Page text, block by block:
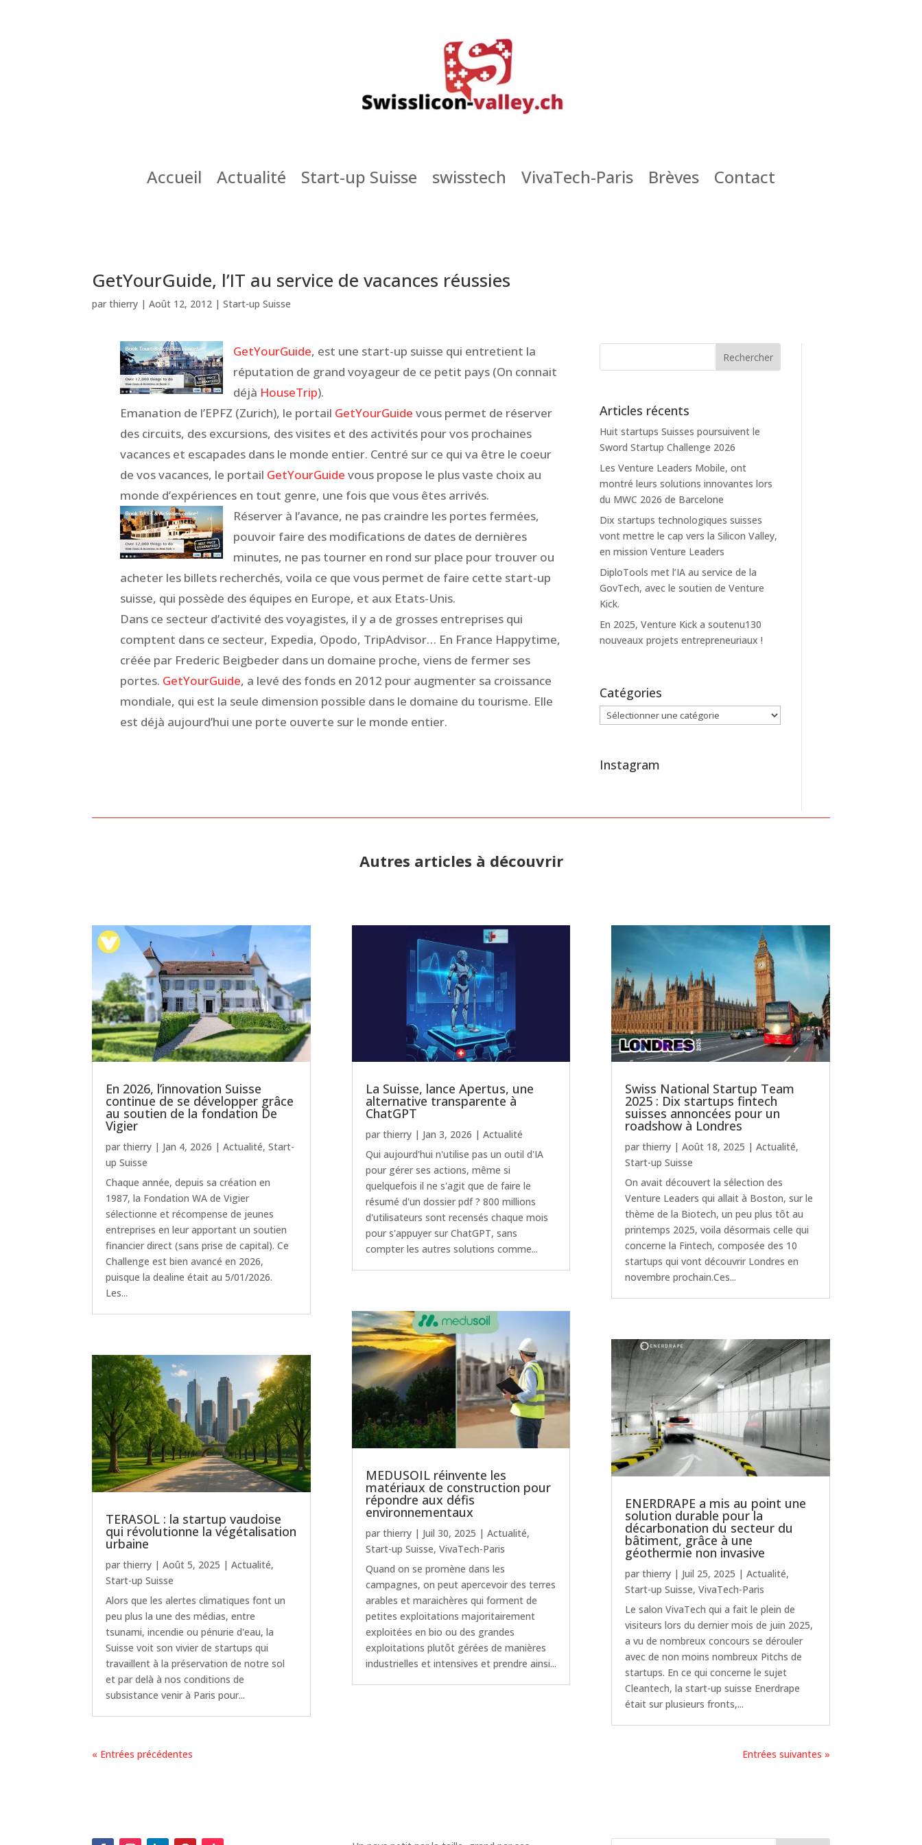
Accueil Actualité Start-up Suisse swisstech VivaTech-Paris Brèves Contact
GetYourGuide, l’IT au service de vacances réussies
parthierry |Août 12, 2012 |Start-up Suisse
GetYourGuide, est une start-up suisse qui entretient la
réputation de grand voyageur de ce petit pays (On connait
déjà HouseTrip).
Emanation de l’EPFZ (Zurich), le portail GetYourGuide vous permet de réserver
des circuits, des excursions, des visites et des activités pour vos prochaines
vacances et escapades dans le monde entier. Centré sur ce qui va être le coeur
de vos vacances, le portail GetYourGuide vous propose le plus vaste choix au
monde d’expériences en tout genre, une fois que vous êtes arrivés.
Réserver à l’avance, ne pas craindre les portes fermées,
pouvoir faire des modifications de dates de dernières
minutes, ne pas tourner en rond sur place pour trouver ou
acheter les billets recherchés, voila ce que vous permet de faire cette start-up
suisse, qui possède des équipes en Europe, et aux Etats-Unis.
Dans ce secteur d’activité des voyagistes, il y a de grosses entreprises qui
comptent dans ce secteur, Expedia, Opodo, TripAdvisor… En France Happytime,
créée par Frederic Beigbeder dans un domaine proche, viens de fermer ses
portes. GetYourGuide, a levé des fonds en 2012 pour augmenter sa croissance
mondiale, qui est la seule dimension possible dans le domaine du tourisme. Elle
est déjà aujourd’hui une porte ouverte sur le monde entier.
Articles récents
Huit startups Suisses poursuivent le
Sword Startup Challenge 2026
Les Venture Leaders Mobile, ont
montré leurs solutions innovantes lors
du MWC 2026 de Barcelone
Dix startups technologiques suisses
vont mettre le cap vers la Silicon Valley,
en mission Venture Leaders
DiploTools met l’IA au service de la
GovTech, avec le soutien de Venture
Kick.
En 2025, Venture Kick a soutenu130
nouveaux projets entrepreneuriaux !
Catégories
Catégories
Instagram
Autres articles à découvrir
En 2026, l’innovation Suisse
continue de se développer grâce
au soutien de la fondation De
Vigier
parthierry | Jan 4, 2026 |Actualité,Start-
up Suisse
Chaque année, depuis sa création en
1987, la Fondation WA de Vigier
sélectionne et récompense de jeunes
entreprises en leur apportant un soutien
financier direct (sans prise de capital). Ce
Challenge est bien avancé en 2026,
puisque la dealine était au 5/01/2026.
Les...
TERASOL : la startup vaudoise
qui révolutionne la végétalisation
urbaine
parthierry |Août 5, 2025 |Actualité,
Start-up Suisse
Alors que les alertes climatiques font un
peu plus la une des médias, entre
tsunami, incendie ou pénurie d'eau, la
Suisse voit son vivier de startups qui
travaillent à la préservation de notre sol
et par delà à nos conditions de
subsistance venir à Paris pour...
La Suisse, lance Apertus, une
alternative transparente à
ChatGPT
par thierry| Jan 3, 2026 | Actualité
Qui aujourd'hui n'utilise pas un outil d'IA
pour gérer ses actions, même si
quelquefois il ne s'agit que de faire le
résumé d'un dossier pdf ? 800 millions
d'utilisateurs sont recensés chaque mois
pour s'appuyer sur ChatGPT, sans
compter les autres solutions comme...
MEDUSOIL réinvente les
matériaux de construction pour
répondre aux défis
environnementaux
par thierry| Juil 30, 2025 | Actualité,
Start-up Suisse, VivaTech-Paris
Quand on se promène dans les
campagnes, on peut apercevoir des terres
arables et maraichères qui forment de
petites exploitations majoritairement
exploitées en bio ou des grandes
exploitations plutôt gérées de manières
industrielles et intensives et prendre ainsi...
Swiss National Startup Team
2025 : Dix startups fintech
suisses annoncées pour un
roadshow à Londres
par thierry| Août 18, 2025 | Actualité,
Start-up Suisse
On avait découvert la sélection des
Venture Leaders qui allait à Boston, sur le
thème de la Biotech, un peu plus tôt au
printemps 2025, voila désormais celle qui
concerne la Fintech, composée des 10
startups qui vont découvrir Londres en
novembre prochain.Ces...
ENERDRAPE a mis au point une
solution durable pour la
décarbonation du secteur du
bâtiment, grâce à une
géothermie non invasive
par thierry| Juil 25, 2025 | Actualité,
Start-up Suisse, VivaTech-Paris
Le salon VivaTech qui a fait le plein de
visiteurs lors du dernier mois de juin 2025,
a vu de nombreux concours se dérouler
avec de non moins nombreux Pitchs de
startups. En ce qui concerne le sujet
Cleantech, la start-up suisse Enerdrape
était sur plusieurs fronts,...
« Entrées précédentes Entrées suivantes »